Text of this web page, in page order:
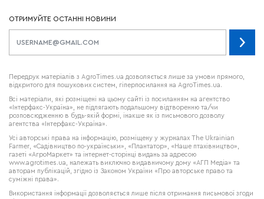
ОТРИМУЙТЕ ОСТАННІ НОВИНИ
Передрук матеріалів з AgroTimes.ua дозволяється лише за умови прямого,
відкритого для пошукових систем, гіперпосилання на AgroTimes.ua.
Всі матеріали, які розміщені на цьому сайті із посиланням на агентство
«Інтерфакс-Україна», не підлягають подальшому відтворенню та/чи
розповсюдженню в будь-якій формі, інакше як із письмового дозволу
агентства «Інтерфакс-Україна».
Усі авторські права на інформацію, розміщену у журналах The Ukrainian
Farmer, «Садівництво по-українськи», «Плантатор», «Наше птахівництво»,
газеті «АгроМаркет» та інтернет-сторінці видань за адресою
www.agrotimes.ua, належать виключно видавничому дому «АГП Медіа» та
авторам публікацій, згідно із Законом України «Про авторське право та
суміжні права».
Використання інформації дозволяється лише після отримання письмової згоди